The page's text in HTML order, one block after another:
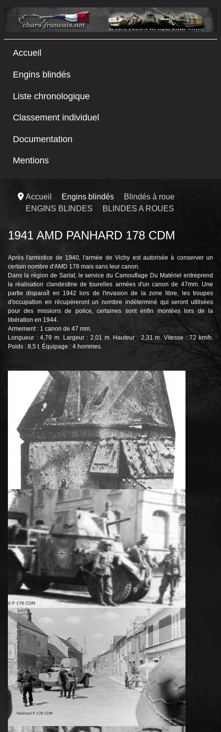
Accueil
Engins blindés
Liste chronologique
Classement individuel
Documentation
Mentions
Accueil Engins blindés
Blindés à roue
ENGINS BLINDES
BLINDES A ROUES
1941 AMD PANHARD 178 CDM
Après l'armistice de 1940, l'armée de Vichy est autorisée à conserver un
certain nombre d'AMD 178 mais sans leur canon.
Dans la région de Sarlat, le service du Camouflage Du Matériel entreprend
la réalisation clandestine de tourelles armées d'un canon de 47mm. Une
partie disparaît en 1942 lors de l'invasion de la zone libre, les troupes
d'occupation en récupéreront un nombre indéterminé qui seront utilisées
pour des missions de police, certaines sont enfin montées lors de la
libération en 1944.
Armement : 1 canon de 47 mm.
Longueur : 4,79 m. Largeur : 2,01 m. Hauteur : 2,31 m. Vitesse : 72 km/h.
Poids : 8,5 t. Équipage : 4 hommes.